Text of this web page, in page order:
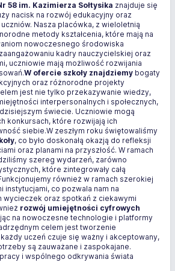
58 im. Kazimierza Sołtysika znajduje się
nacisk na rozwój edukacyjny oraz
Nasza placówka, z wieloletnią
metody kształcenia, które mają na
nowoczesnego środowiska
kadry nauczycielskiej oraz
uczniowie mają możliwość rozwijania
W ofercie szkoły znajdziemy bogaty
oraz różnorodne projekty
jest nie tylko przekazywanie wiedzy,
interpersonalnych i społecznych,
świecie. Uczniowie mogą
konkursach, które rozwijają ich
siebie.W zeszłym roku świętowaliśmy
, co było doskonałą okazją do refleksji
oraz planami na przyszłość. W ramach
szereg wydarzeń, zarówno
które zintegrowały całą
również w ramach szerokiej
instytucjami, co pozwala nam na
wycieczek oraz spotkań z ciekawymi
rozwój umiejętności cyfrowych
na nowoczesne technologie i platformy
celem jest tworzenie
uczeń czuje się ważny i akceptowany,
są zauważane i zaspokajane.
i wspólnego odkrywania świata